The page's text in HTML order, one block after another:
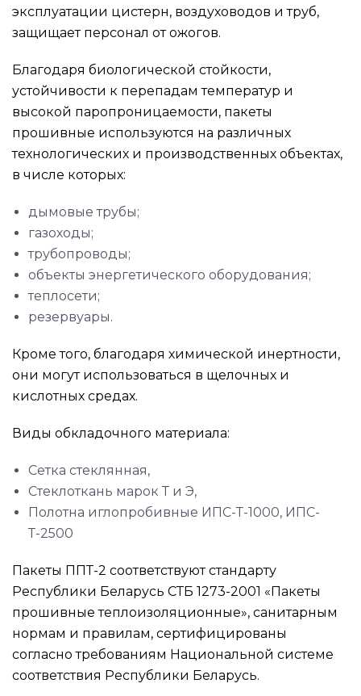
эксплуатации цистерн, воздуховодов и труб,
защищает персонал от ожогов.
Благодаря биологической стойкости,
устойчивости к перепадам температур и
высокой паропроницаемости, пакеты
прошивные используются на различных
технологических и производственных объектах,
в числе которых:
дымовые трубы;
газоходы;
трубопроводы;
объекты энергетического оборудования;
теплосети;
резервуары.
Кроме того, благодаря химической инертности,
они могут использоваться в щелочных и
кислотных средах.
Виды обкладочного материала:
Сетка стеклянная,
Стеклоткань марок Т и Э,
Полотна иглопробивные ИПС-Т-1000, ИПС-
Т-2500
Пакеты ППТ-2 соответствуют стандарту
Республики Беларусь СТБ 1273-2001 «Пакеты
прошивные теплоизоляционные», санитарным
нормам и правилам, сертифицированы
согласно требованиям Национальной системе
соответствия Республики Беларусь.